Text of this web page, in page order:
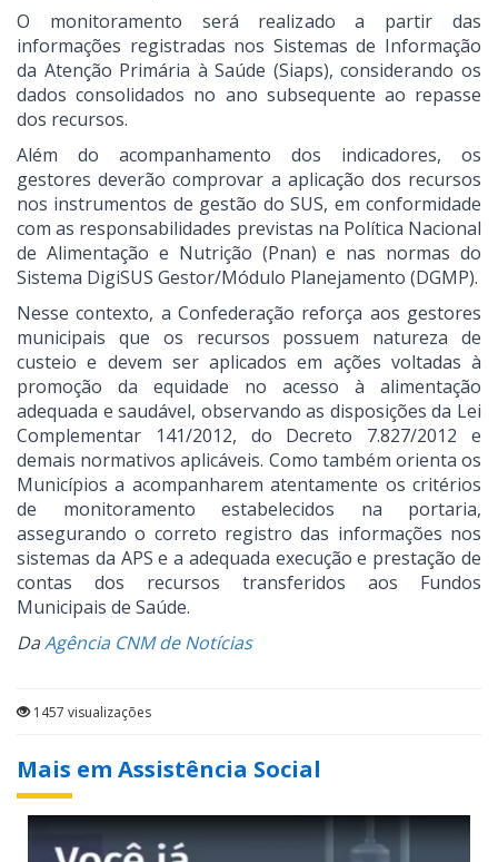
O monitoramento será realizado a partir das
informações registradas nos Sistemas de Informação
da Atenção Primária à Saúde (Siaps), considerando os
dados consolidados no ano subsequente ao repasse
dos recursos.
Além do acompanhamento dos indicadores, os
gestores deverão comprovar a aplicação dos recursos
nos instrumentos de gestão do SUS, em conformidade
com as responsabilidades previstas na Política Nacional
de Alimentação e Nutrição (Pnan) e nas normas do
Sistema DigiSUS Gestor/Módulo Planejamento (DGMP).
Nesse contexto, a Confederação reforça aos gestores
municipais que os recursos possuem natureza de
custeio e devem ser aplicados em ações voltadas à
promoção da equidade no acesso à alimentação
adequada e saudável, observando as disposições da Lei
Complementar 141/2012, do Decreto 7.827/2012 e
demais normativos aplicáveis. Como também orienta os
Municípios a acompanharem atentamente os critérios
de monitoramento estabelecidos na portaria,
assegurando o correto registro das informações nos
sistemas da APS e a adequada execução e prestação de
contas dos recursos transferidos aos Fundos
Municipais de Saúde.
DaAgência CNM de Notícias
1457 visualizações
Mais em Assistência Social